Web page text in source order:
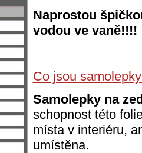
Naprostou
vodou ve vaně!!!!
Co jsou
Samolepky na
schopnost této
místa v interiéru,
umístěna.